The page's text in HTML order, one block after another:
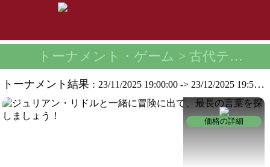
トーナメント・ゲーム > 古代テキストトーナメント -
トーナメント結果 :23/11/2025 19:00:00 -> 23/12/2025 19:59:59
価格の詳細